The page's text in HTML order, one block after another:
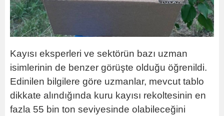
Kayısı eksperleri ve sektörün bazı uzman
isimlerinin de benzer görüşte olduğu öğrenildi.
Edinilen bilgilere göre uzmanlar, mevcut tablo
dikkate alındığında kuru kayısı rekoltesinin en
fazla 55 bin ton seviyesinde olabileceğini